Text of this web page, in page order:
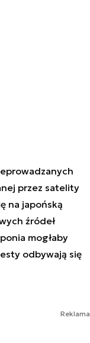
przez satelity
na japońską
źródeł
mogłaby
odbywają się
Reklama